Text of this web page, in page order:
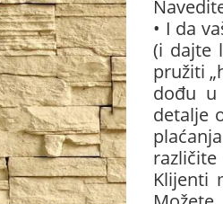
• I da
(i dajte
pružiti
dođu u
detalje
Klijenti